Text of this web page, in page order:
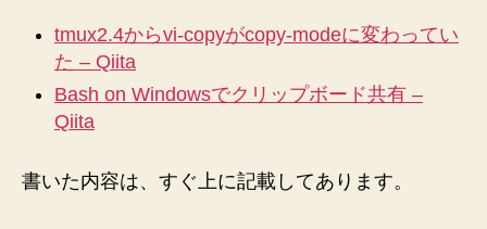
tmux2.4からvi-copyがcopy-modeに変わってい
た – Qiita
Bash on Windowsでクリップボード共有 –
Qiita
書いた内容は、すぐ上に記載してあります。